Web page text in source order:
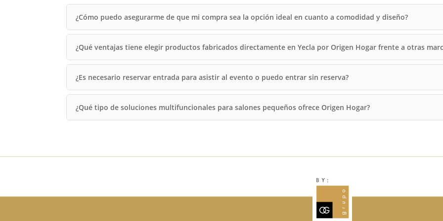
¿Cómo puedo asegurarme de que mi compra sea la opción ideal en cuanto a comodidad y diseño?
¿Qué ventajas tiene elegir productos fabricados directamente en Yecla por Origen Hogar frente a otras
¿Es necesario reservar entrada para asistir al evento o puedo entrar sin reserva?
¿Qué tipo de soluciones multifuncionales para salones pequeños ofrece Origen Hogar?